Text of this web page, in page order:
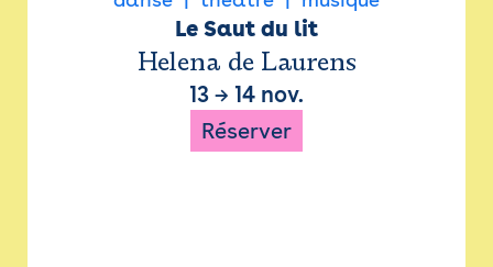
Le Saut du lit
Helena de Laurens
13 → 14 nov.
Réserver